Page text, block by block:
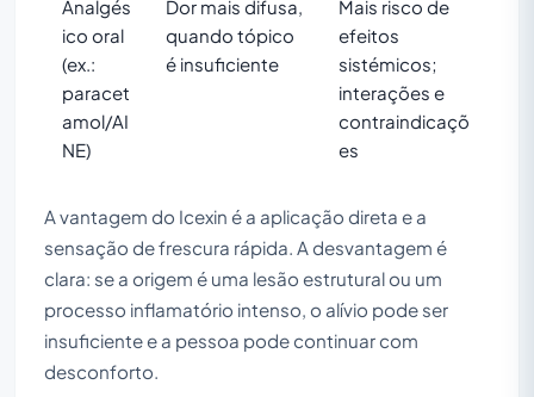
Analgés
ico oral
(ex.:
paracet
amol/AI
NE)
Dor mais difusa,
quando tópico
é insuficiente
Mais risco de
efeitos
sistémicos;
interações e
contraindicaçõ
es
A vantagem do Icexin é a aplicação direta e a
sensação de frescura rápida. A desvantagem é
clara: se a origem é uma lesão estrutural ou um
processo inflamatório intenso, o alívio pode ser
insuficiente e a pessoa pode continuar com
desconforto.